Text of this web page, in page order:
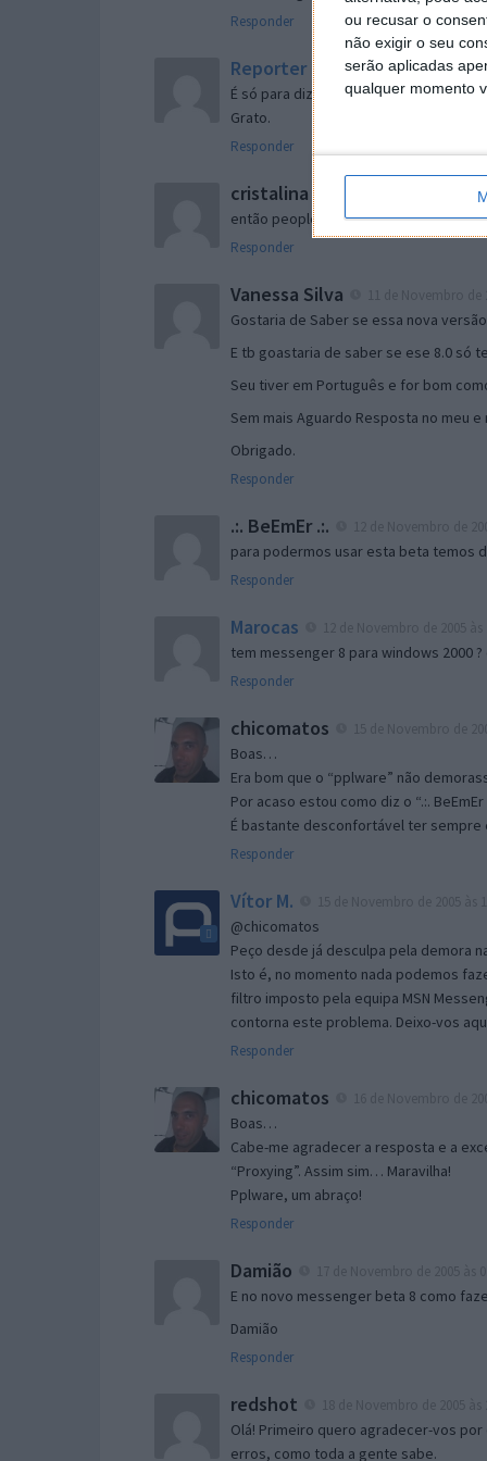
ou recusar o
não exigir o seu
serão aplicadas
qualquer momento
Responder
Reporter 7 de Novembro de 2005 às
É só para dizer que ainda não me
Grato.
Responder
cristalina 11 de Novembro de 2005
então people
Responder
Vanessa Silva
Gostaria de Saber se essa nova
E tb goastaria de saber se ese 8.0 só
Seu tiver em Português e for bom
Sem mais Aguardo Resposta no meu e
Obrigado.
Responder
.:. BeEmEr .:.
para podermos usar esta beta temos
Responder
Marocas
tem messenger 8 para windows 2000
Responder
chicomatos
Boas…
Era bom que o “pplware” não
Por acaso estou como diz o “.:.
É bastante desconfortável ter sempre
Responder
Vítor M.
@chicomatos
Peço desde já desculpa pela demora
Isto é, no momento nada podemos
filtro imposto pela equipa MSN
contorna este problema. Deixo-vos
Responder
chicomatos
Boas…
Cabe-me agradecer a resposta e a
“Proxying”. Assim sim… Maravilha!
Pplware, um abraço!
Responder
Damião
E no novo messenger beta 8 como
Damião
Responder
redshot
Olá! Primeiro quero agradecer-vos
erros, como toda a gente sabe.